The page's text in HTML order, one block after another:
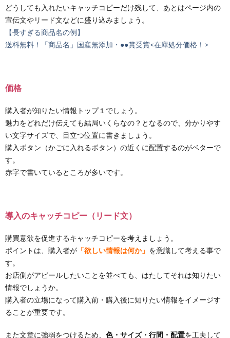
どうしても入れたいキャッチコピーだけ残して、あとはページ内の
宣伝文やリード文などに盛り込みましょう。
【長すぎる商品名の例】
送料無料！「商品名」国産無添加・●●賞受賞<在庫処分価格！>
価格
購入者が知りたい情報トップ１でしょう。
魅力をどれだけ伝えても結局いくらなの？となるので、分かりやす
い文字サイズで、目立つ位置に書きましょう。
購入ボタン（かごに入れるボタン）の近くに配置するのがベターで
す。
赤字で書いているところが多いです。
導入のキャッチコピー（リード文）
購買意欲を促進するキャッチコピーを考えましょう。
ポイントは、購入者が 「欲しい情報は何か」 を意識して考える事で
す。
お店側がアピールしたいことを並べても、はたしてそれは知りたい
情報でしょうか。
購入者の立場になって購入前・購入後に知りたい情報をイメージす
ることが重要です。
また文章に強弱をつけるため、 色・サイズ・行間・配置を工夫して